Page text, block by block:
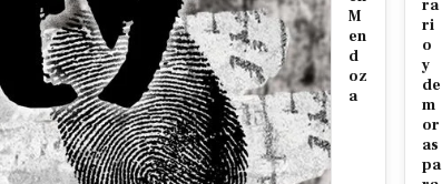
M
en
d
oz
a
ra
ri
o
y
de
m
or
as
pa